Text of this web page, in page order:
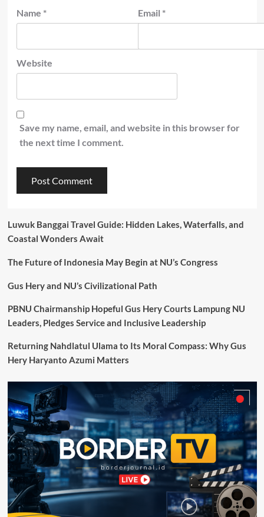
Name * Email *
Website
Save my name, email, and website in this browser for
the next time I comment.
Luwuk Banggai Travel Guide: Hidden Lakes, Waterfalls, and
Coastal Wonders Await
The Future of Indonesia May Begin at NU’s Congress
Gus Hery and NU’s Civilizational Path
PBNU Chairmanship Hopeful Gus Hery Courts Lampung NU
Leaders, Pledges Service and Inclusive Leadership
Returning Nahdlatul Ulama to Its Moral Compass: Why Gus
Hery Haryanto Azumi Matters